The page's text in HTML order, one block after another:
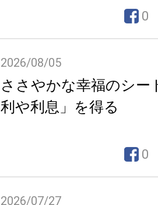
0
2026/08/05
ささやかな幸福のシー
利や利息」を得る
0
2026/07/27